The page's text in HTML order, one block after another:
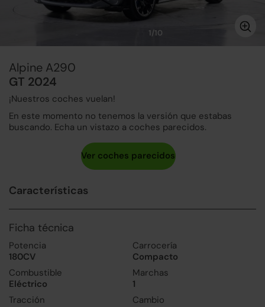
1/10
Alpine A290
GT 2024
¡Nuestros coches vuelan!
En este momento no tenemos la versión que estabas
buscando. Echa un vistazo a coches parecidos.
Características
Ficha técnica
Potencia
180CV
Carrocería
Compacto
Combustible
Eléctrico
Marchas
1
Tracción
Cambio